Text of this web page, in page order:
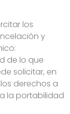
los
y
de lo que
solicitar, en
derechos a
la portabilidad